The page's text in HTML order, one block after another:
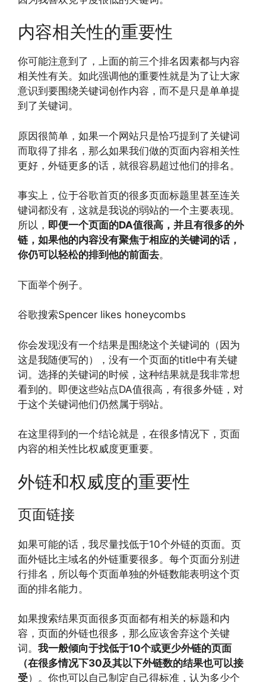
内容相关性的重要性
你可能注意到了，上面的前三个排名因素都与内容
相关性有关。如此强调他的重要性就是为了让大家
意识到要围绕关键词创作内容，而不是只是单单提
到了关键词。
原因很简单，如果一个网站只是恰巧提到了关键词
而取得了排名，那么如果我们做的页面内容相关性
更好，外链更多的话，就很容易超过他们的排名。
事实上，位于谷歌首页的很多页面标题里甚至连关
键词都没有，这就是我说的弱站的一个主要表现。
所以， 即便一个页面的DA值很高，并且有很多的外
链，如果他的内容没有聚焦于相应的关键词的话，
你仍可以轻松的排到他的前面去。
下面举个例子。
谷歌搜索Spencer likes honeycombs
你会发现没有一个结果是围绕这个关键词的（因为
这是我随便写的），没有一个页面的title中有关键
词。选择的关键词的时候，这种结果就是我非常想
看到的。即便这些站点DA值很高，有很多外链，对
于这个关键词他们仍然属于弱站。
在这里得到的一个结论就是，在很多情况下，页面
内容的相关性比权威度更重要。
外链和权威度的重要性
页面链接
如果可能的话，我尽量找低于10个外链的页面。页
面外链比主域名的外链重要很多。每个页面分别进
行排名，所以每个页面单独的外链数能表明这个页
面的排名能力。
如果搜索结果页面很多页面都有相关的标题和内
容，页面的外链也很多，那么应该舍弃这个关键
词。 我一般倾向于找低于10个或更少外链的页面
（在很多情况下30及其以下外链数的结果也可以接
受）。你也可以自己制定自己得标准，认为多少个